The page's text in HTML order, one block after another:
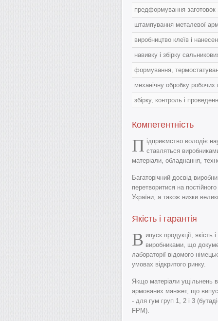
предформування заготовок
штампування металевої
виробництво клеїв і
навивку і збірку
формування,
механічну обробку робочих
збірку, контроль і
Компетентність
П ідприємство володіє
ставляться
матеріали, обладнання,
Багаторічний досвід
перетворитися на
України, а також низки
Якість і гарантія
В ипуск продукції,
виробниками, що
лабораторії відомого
умовах відкритого ринку.
Якщо матеріали ущільнень
армованих манжет, що
- для гум груп 1, 2 і 3
FPM).